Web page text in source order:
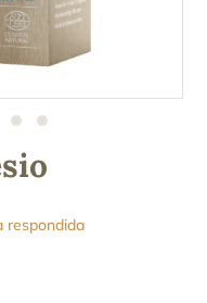
respondida